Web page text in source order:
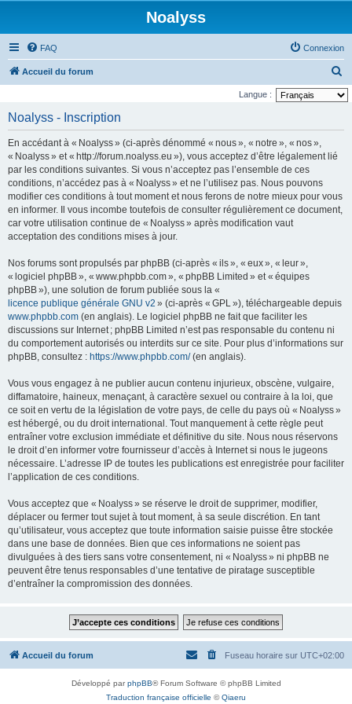
Noalyss
FAQ Connexion
Accueil du forum
e
Langue :
Noalyss - Inscription
En accédant à « Noalyss » (ci-après dénommé « nous », « notre », « nos »,
« Noalyss » et « http://forum.noalyss.eu »), vous acceptez d’être légalement lié
par les conditions suivantes. Si vous n’acceptez pas l’ensemble de ces
conditions, n’accédez pas à « Noalyss » et ne l’utilisez pas. Nous pouvons
modifier ces conditions à tout moment et nous ferons de notre mieux pour vous
en informer. Il vous incombe toutefois de consulter régulièrement ce document,
car votre utilisation continue de « Noalyss » après modification vaut
acceptation des conditions mises à jour.
Nos forums sont propulsés par phpBB (ci-après « ils », « eux », « leur »,
« logiciel phpBB », « www.phpbb.com », « phpBB Limited » et « équipes
phpBB »), une solution de forum publiée sous la «
licence publique générale GNU v2 » (ci-après « GPL »), téléchargeable depuis
www.phpbb.com (en anglais). Le logiciel phpBB ne fait que faciliter les
discussions sur Internet ; phpBB Limited n’est pas responsable du contenu ni
du comportement autorisés ou interdits sur ce site. Pour plus d’informations sur
phpBB, consultez : https://www.phpbb.com/(en anglais).
Vous vous engagez à ne publier aucun contenu injurieux, obscène, vulgaire,
diffamatoire, haineux, menaçant, à caractère sexuel ou contraire à la loi, que
ce soit en vertu de la législation de votre pays, de celle du pays où « Noalyss »
est hébergé, ou du droit international. Tout manquement à cette règle peut
entraîner votre exclusion immédiate et définitive du site. Nous nous réservons
le droit d’en informer votre fournisseur d’accès à Internet si nous le jugeons
nécessaire. L’adresse IP de toutes les publications est enregistrée pour faciliter
l’application de ces conditions.
Vous acceptez que « Noalyss » se réserve le droit de supprimer, modifier,
déplacer ou fermer tout sujet à tout moment, à sa seule discrétion. En tant
qu’utilisateur, vous acceptez que toute information saisie puisse être stockée
dans une base de données. Bien que ces informations ne soient pas
divulguées à des tiers sans votre consentement, ni « Noalyss » ni phpBB ne
peuvent être tenus responsables d’une tentative de piratage susceptible
d’entraîner la compromission des données.
Accueil du forum Fuseau horaire sur UTC+02:00
Développé parphpBB® Forum Software © phpBB Limited
Traduction française officielle ©Qiaeru